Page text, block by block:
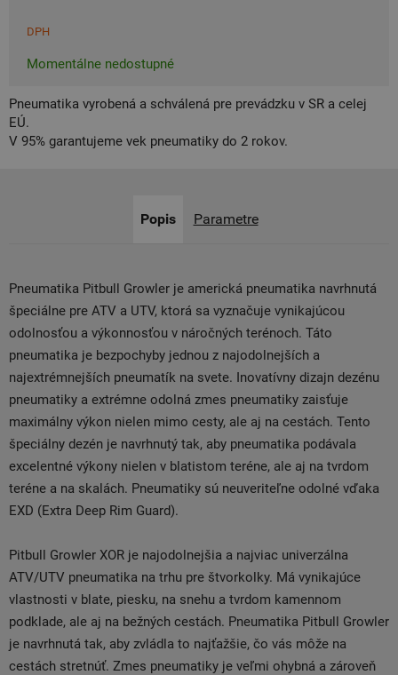
DPH
Momentálne nedostupné
Pneumatika vyrobená a schválená pre prevádzku v SR a celej
EÚ.
V 95% garantujeme vek pneumatiky do 2 rokov.
Popis Parametre
Pneumatika Pitbull Growler je americká pneumatika navrhnutá
špeciálne pre ATV a UTV, ktorá sa vyznačuje vynikajúcou
odolnosťou a výkonnosťou v náročných terénoch. Táto
pneumatika je bezpochyby jednou z najodolnejších a
najextrémnejších pneumatík na svete. Inovatívny dizajn dezénu
pneumatiky a extrémne odolná zmes pneumatiky zaisťuje
maximálny výkon nielen mimo cesty, ale aj na cestách. Tento
špeciálny dezén je navrhnutý tak, aby pneumatika podávala
excelentné výkony nielen v blatistom teréne, ale aj na tvrdom
teréne a na skalách. Pneumatiky sú neuveriteľne odolné vďaka
EXD (Extra Deep Rim Guard).
Pitbull Growler XOR je najodolnejšia a najviac univerzálna
ATV/UTV pneumatika na trhu pre štvorkolky. Má vynikajúce
vlastnosti v blate, piesku, na snehu a tvrdom kamennom
podklade, ale aj na bežných cestách. Pneumatika Pitbull Growler
je navrhnutá tak, aby zvládla to najťažšie, čo vás môže na
cestách stretnúť. Zmes pneumatiky je veľmi ohybná a zároveň